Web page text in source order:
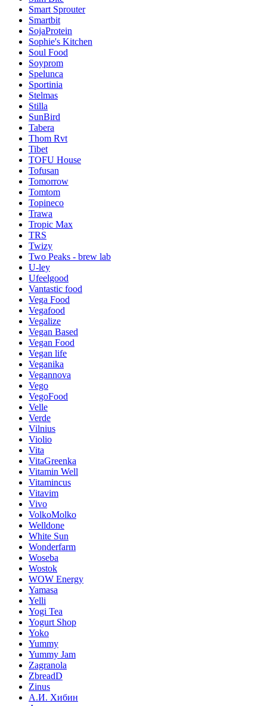
Smart Sprouter
Smartbit
SojaProtein
Sophie's Kitchen
Soul Food
Soyprom
Spelunca
Sportinia
Stelmas
Stilla
SunBird
Tabera
Thom Rvt
Tibet
TOFU House
Tofusan
Tomorrow
Tomtom
Topineco
Trawa
Tropic Max
TRS
Twizy
Two Peaks - brew lab
U-ley
Ufeelgood
Vantastic food
Vega Food
Vegafood
Vegalize
Vegan Based
Vegan Food
Vegan life
Veganika
Vegannova
Vego
VegoFood
Velle
Verde
Vilnius
Violio
Vita
VitaGreenka
Vitamin Well
Vitamincus
Vitavim
Vivo
VolkoMolko
Welldone
White Sun
Wonderfarm
Woseba
Wostok
WOW Energy
Yamasa
Yelli
Yogi Tea
Yogurt Shop
Yoko
Yummy
Yummy Jam
Zagranola
ZbreadD
Zinus
А.И. Хибин